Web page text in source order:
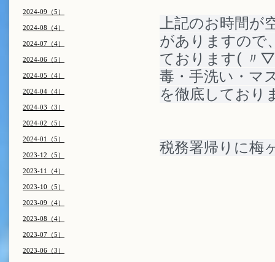
上記のお時間が
がありますので
ております( 〃
毒・手洗い・マ
を徹底しており
税務署帰りに梅
2024-09（5）
2024-08（4）
2024-07（4）
2024-06（5）
2024-05（4）
2024-04（4）
2024-03（3）
2024-02（5）
2024-01（5）
2023-12（5）
2023-11（4）
2023-10（5）
2023-09（4）
2023-08（4）
2023-07（5）
2023-06（3）